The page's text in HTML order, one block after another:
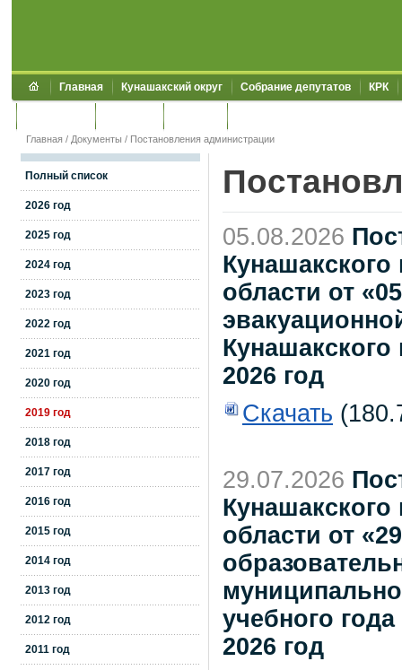
Главная Кунашакский округ Собрание депутатов КРК
Главная / Документы / Постановления администрации
Полный список
2026 год
2025 год
2024 год
2023 год
2022 год
2021 год
2020 год
2019 год
2018 год
2017 год
2016 год
2015 год
2014 год
2013 год
2012 год
2011 год
05.08.2026
области от
Кунашакского
2026 год
Скачать
29.07.2026
области от
учебного года
2026 год